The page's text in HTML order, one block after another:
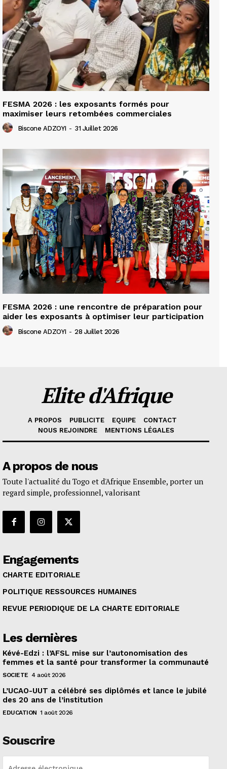
FESMA 2026 : les exposants formés pour
maximiser leurs retombées commerciales
Biscone ADZOYI - 31 Juillet 2026
FESMA 2026 : une rencontre de préparation pour
aider les exposants à optimiser leur participation
Biscone ADZOYI - 28 Juillet 2026
Elite d'Afrique
A PROPOS PUBLICITE EQUIPE
CONTACT
NOUS REJOINDRE
MENTIONS LÉGALES
A propos de nous
Toute l'actualité du Togo et d'Afrique Ensemble, porter un
regard simple, professionnel, valorisant
Engagements
CHARTE EDITORIALE
POLITIQUE RESSOURCES HUMAINES
REVUE PERIODIQUE DE LA CHARTE EDITORIALE
Les dernières
Kévé-Edzi : l’AFSL mise sur l’autonomisation des
femmes et la santé pour transformer la communauté
SOCIETE 4 août 2026
L’UCAO-UUT a célébré ses diplômés et lance le jubilé
des 20 ans de l’institution
EDUCATION 1 août 2026
Souscrire